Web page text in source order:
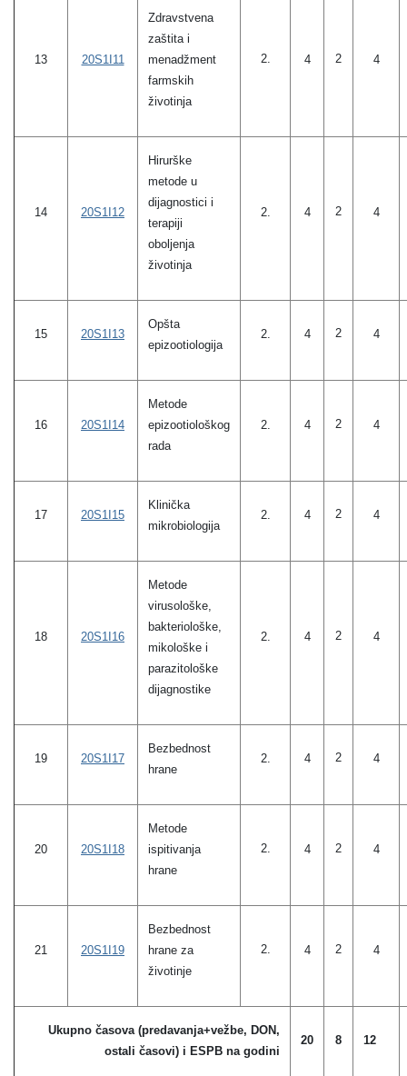
13 20S1I11
Zdravstvena
zaštita i
menadžment
farmskih
životinja
2. 4 2 4
14 20S1I12
Hirurške
metode u
dijagnostici i
terapiji
oboljenja
životinja
2. 4 2 4
15 20S1I13
Opšta
epizootiologija
2. 4 2 4
16 20S1I14
Metode
epizootiološkog
rada
2. 4 2 4
17 20S1I15
Klinička
mikrobiologija
2. 4 2 4
18 20S1I16
Metode
virusološke,
bakteriološke,
mikološke i
parazitološke
dijagnostike
2. 4 2 4
19 20S1I17
Bezbednost
hrane
2. 4 2 4
20 20S1I18
Metode
ispitivanja
hrane
2. 4 2 4
21 20S1I19
Bezbednost
hrane za
životinje
2. 4 2 4
Ukupno časova (predavanja+vežbe, DON,
ostali časovi) i ESPB na godini
20 8 12